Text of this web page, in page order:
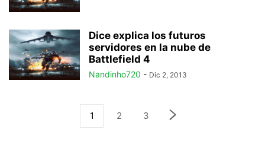
Dice explica los futuros
servidores en la nube de
Battlefield 4
Nandinho720 - Dic 2, 2013
1 2 3